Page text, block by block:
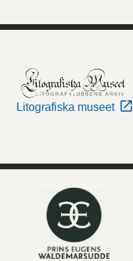
Litografiska museet